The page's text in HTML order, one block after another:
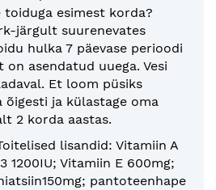
esimest korda?
järgult suurenevates
hulka 7 päevase perioodi
asendatud uuega. Vesi
Et loom püsiks
ja külastage oma
2 korda aastas.
lisandid: Vitamiin A
1200IU; Vitamiin E 600mg;
pantoteenhape